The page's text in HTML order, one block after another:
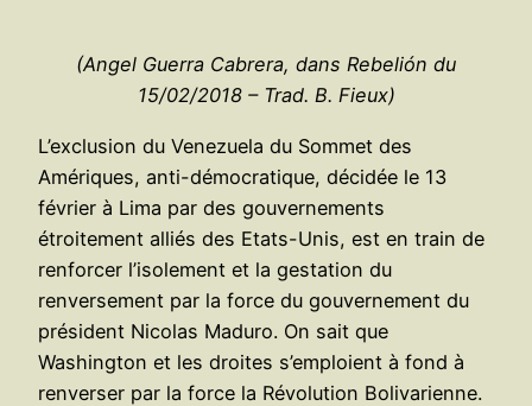
(Angel Guerra Cabrera, dans Rebelión du
15/02/2018 – Trad. B. Fieux)
L’exclusion du Venezuela du Sommet des
Amériques, anti-démocratique, décidée le 13
février à Lima par des gouvernements
étroitement alliés des Etats-Unis, est en train de
renforcer l’isolement et la gestation du
renversement par la force du gouvernement du
président Nicolas Maduro. On sait que
Washington et les droites s’emploient à fond à
renverser par la force la Révolution Bolivarienne.